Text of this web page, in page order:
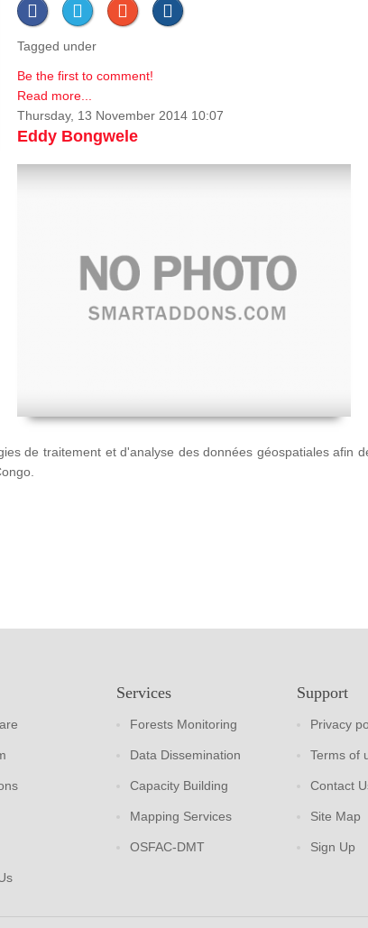
Tagged under
Be the first to comment!
Read more...
Thursday, 13 November 2014 10:07
Eddy Bongwele
de traitement et d'analyse des données géospatiales afin
Services
Forests Monitoring
Data Dissemination
Capacity Building
Mapping Services
OSFAC-DMT
Support
Privacy
Terms of
Contact
Site Map
Sign Up